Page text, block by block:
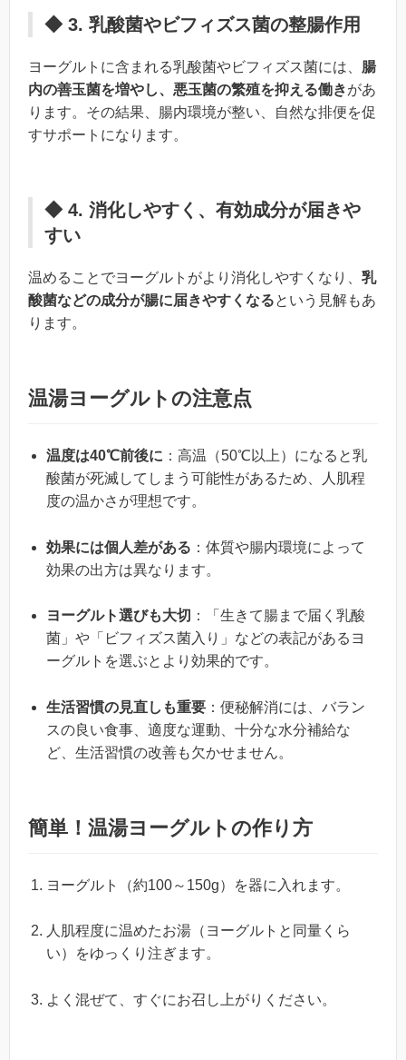
◆ 3. 乳酸菌やビフィズス菌の整腸作用
ヨーグルトに含まれる乳酸菌やビフィズス菌には、 腸
内の善玉菌を増やし、悪玉菌の繁殖を抑える働きがあ
ります。その結果、腸内環境が整い、自然な排便を促
すサポートになります。
◆ 4. 消化しやすく、有効成分が届きや
すい
温めることでヨーグルトがより消化しやすくなり、 乳
酸菌などの成分が腸に届きやすくなるという見解もあ
ります。
温湯ヨーグルトの注意点
温度は40℃前後に ：高温（50℃以上）になると乳
酸菌が死滅してしまう可能性があるため、人肌程
度の温かさが理想です。
効果には個人差がある ：体質や腸内環境によって
効果の出方は異なります。
ヨーグルト選びも大切 ：「生きて腸まで届く乳酸
菌」や「ビフィズス菌入り」などの表記があるヨ
ーグルトを選ぶとより効果的です。
生活習慣の見直しも重要 ：便秘解消には、バラン
スの良い食事、適度な運動、十分な水分補給な
ど、生活習慣の改善も欠かせません。
簡単！温湯ヨーグルトの作り方
ヨーグルト（約100～150g）を器に入れます。
人肌程度に温めたお湯（ヨーグルトと同量くら
い）をゆっくり注ぎます。
よく混ぜて、すぐにお召し上がりください。